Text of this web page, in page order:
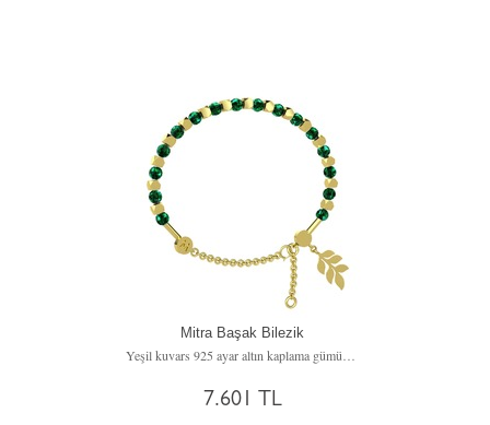
Mitra Başak Bilezik
7.601 TL